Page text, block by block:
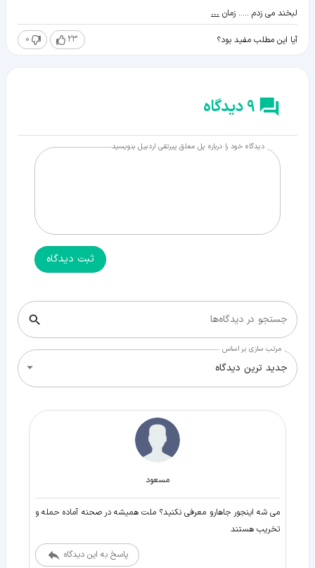
لبخند می زدم ..... زمان ...
آیا این مطلب مفید بود؟ 23
0
9 دیدگاه
دیدگاه خود را درباره پل معلق پیرتقی اردبیل بنویسید
ثبت دیدگاه
جستجو در دیدگاه‌ها
مرتب سازی بر اساس
جدید ترین دیدگاه
مسعود
می شه اینجور جاهارو معرفی نکنید؟ ملت همیشه در صحنه آماده حمله و
تخریب هستند
پاسخ به این دیدگاه